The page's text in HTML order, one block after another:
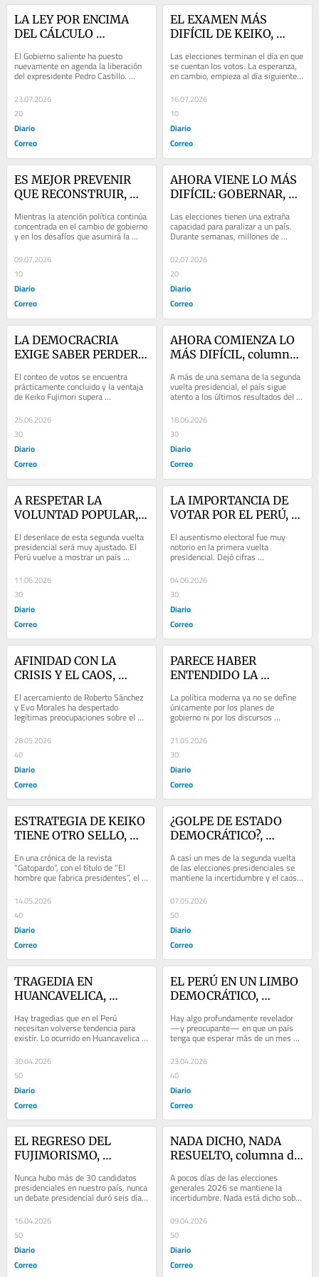
LA LEY POR ENCIMA
DEL CÁLCULO
Jorge Esteves
El Gobierno saliente ha puesto
nuevamente en agenda la liberación
del expresidente Pedro Castillo.
Conceder un beneficio a quien intentó
desconocer...
23.07.2026
20
Diario
Correo
EL EXAMEN MÁS
DIFÍCIL DE KEIKO,
Esteves
Las elecciones terminan el día en que
se cuentan los votos. La esperanza,
en cambio, empieza al día siguiente.
Es un sentimiento silencioso, casi...
16.07.2026
10
Diario
Correo
ES MEJOR PREVENIR
QUE RECONSTRUIR,
Esteves
Mientras la atención política continúa
concentrada en el cambio de gobierno
y en los desafíos que asumirá la
nueva administración, una amenaza...
09.07.2026
10
Diario
Correo
AHORA VIENE LO MÁS
DIFÍCIL: GOBERNAR,
Esteves
Las elecciones tienen una extraña
capacidad para paralizar a un país.
Durante semanas, millones de
personas observan porcentajes,
tendencias y actas...
02.07.2026
20
Diario
Correo
LA DEMOCRACRIA
EXIGE SABER PERDER,
Esteves
El conteo de votos se encuentra
prácticamente concluido y la ventaja
de Keiko Fujimori supera
ampliamente el margen que podría
ser revertido con las...
25.06.2026
30
Diario
Correo
AHORA COMIENZA LO
MÁS DIFÍCIL, columna
A más de una semana de la segunda
vuelta presidencial, el país sigue
atento a los últimos resultados del
y...
18.06.2026
30
Diario
Correo
A RESPETAR LA
VOLUNTAD POPULAR,
Esteves
El desenlace de esta segunda vuelta
presidencial será muy ajustado. El
Perú vuelve a mostrar un país
dividido, donde unos pocos votos
pueden...
11.06.2026
30
Diario
Correo
LA IMPORTANCIA DE
VOTAR POR EL PERÚ,
Esteves
El ausentismo electoral fue muy
notorio en la primera vuelta
presidencial. Dejó cifras
preocupantes, más de 7 millones de
peruanos no acudieron a...
04.06.2026
30
Diario
Correo
AFINIDAD CON LA
CRISIS Y EL CAOS,
Esteves
El acercamiento de Roberto Sánchez
y Evo Morales ha despertado
legítimas preocupaciones sobre el
modelo político y económico que
pretende impulsar...
28.05.2026
40
Diario
Correo
PARECE HABER
ENTENDIDO LA
Jorge Esteves
La política moderna ya no se define
únicamente por los planes de
gobierno ni por los discursos
ideológicos. Hoy, las emociones, la
capacidad de...
21.05.2026
30
Diario
Correo
ESTRATEGIA DE KEIKO
TIENE OTRO SELLO,
Esteves
En una crónica de la revista
“Gatopardo”, con el título de “El
hombre que fabrica presidentes”, el
ecuatoriano Jaime Durán Barba, al
que...
14.05.2026
40
Diario
Correo
¿GOLPE DE ESTADO
DEMOCRÁTICO?,
Esteves Alfaro
A casi un mes de la segunda vuelta
de las elecciones presidenciales se
mantiene la incertidumbre y el caos.
Y lo peor es que se han escuchado
voces...
07.05.2026
50
Diario
Correo
TRAGEDIA EN
HUANCAVELICA,
Esteves
Hay tragedias que en el Perú
necesitan volverse tendencia para
existir. Lo ocurrido en Huancavelica
paraje de...
30.04.2026
50
Diario
Correo
EL PERÚ EN UN LIMBO
DEMOCRÁTICO,
Esteves
Hay algo profundamente revelador
—y preocupante— en que un país
tenga que esperar más de un mes
para conocer los resultados finales
de una...
23.04.2026
40
Diario
Correo
EL REGRESO DEL
FUJIMORISMO,
Esteves
Nunca hubo más de 30 candidatos
presidenciales en nuestro país, nunca
un debate presidencial duró seis días,
nunca antes faltaron instalarse 211...
16.04.2026
50
Diario
Correo
NADA DICHO, NADA
RESUELTO, columna de
A pocos días de las elecciones
generales 2026 se mantiene la
incertidumbre. Nada está dicho sobre
que pasarán a...
09.04.2026
50
Diario
Correo